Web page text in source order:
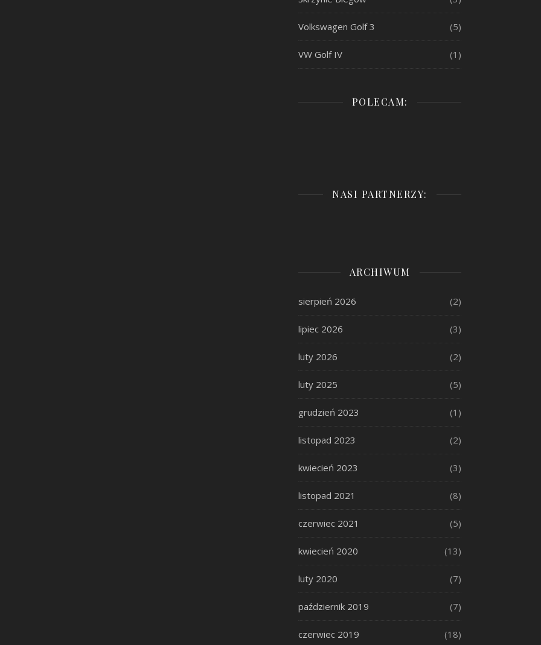
Volkswagen Golf 3 (5)
VW Golf IV (1)
POLECAM:
NASI PARTNERZY:
ARCHIWUM
sierpień 2026 (2)
lipiec 2026 (3)
luty 2026 (2)
luty 2025 (5)
grudzień 2023 (1)
listopad 2023 (2)
kwiecień 2023 (3)
listopad 2021 (8)
czerwiec 2021 (5)
kwiecień 2020 (13)
luty 2020 (7)
październik 2019 (7)
czerwiec 2019 (18)